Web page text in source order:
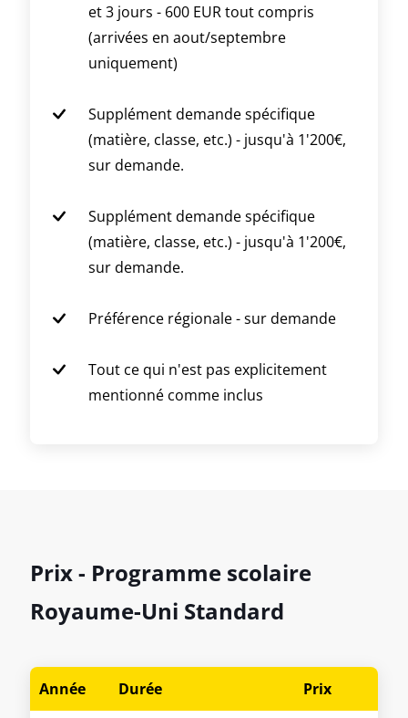
et 3 jours - 600 EUR tout compris
(arrivées en aout/septembre
uniquement)
Supplément demande spécifique
(matière, classe, etc.) - jusqu'à 1'200€,
sur demande.
Supplément demande spécifique
(matière, classe, etc.) - jusqu'à 1'200€,
sur demande.
Préférence régionale - sur demande
Tout ce qui n'est pas explicitement
mentionné comme inclus
Prix - Programme scolaire
Royaume-Uni Standard
Année Durée Prix